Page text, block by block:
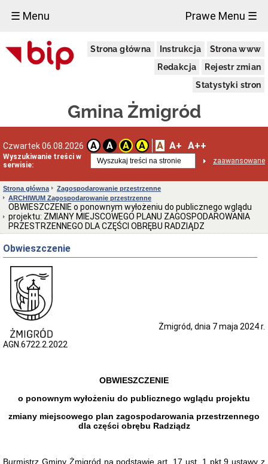
☰ Menu Prawe Menu ☰
Strona główna Instrukcja
Strona www
Redakcja
Rejestr zmian
Statystyki stron
Gmina Żmigród
Czwartek 06.08.2026 A A A A A A+ A++
Wyszukiwanie treści w
serwisie:
zaawansowane
Urząd
Miejski
zewnętrzne
Wiadomości
adresowe
Dni
i
godziny
otwarcia
Kierownictwo
Urzędu
Referaty
Samodzielne
Stanowiska
Regulamin
Schemat
Organizacyjny
Urzędu
organizacyjna
Petycje
Strona główna
Zagospodarowanie przestrzenne
ARCHIWUM Zagospodarowanie przestrzenne
OBWIESZCZENIE o ponownym wyłożeniu do publicznego wglądu
projektu: ZMIANY MIEJSCOWEGO PLANU ZAGOSPODAROWANIA
PRZESTRZENNEGO DLA CZĘŚCI OBRĘBU RADZIĄDZ
Obwieszczenie
Żmigród, dnia 7 maja 2024 r.
AGN.6722.2.2022
OBWIESZCZENIE
o ponownym wyłożeniu do publicznego wglądu projektu
zmiany miejscowego plan zagospodarowania przestrzennego
dla części obrębu Radziądz
Burmistrz Gminy Żmigród na podstawie art. 17 ust. 1 pkt 9 ustawy z
×